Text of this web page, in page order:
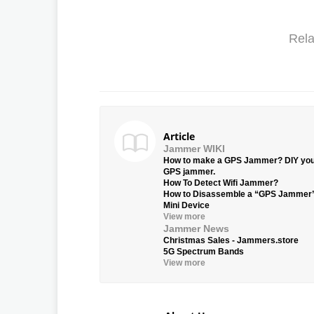
Article
Jammer WIKI
How to make a GPS Jammer? DIY
GPS jammer.
How To Detect Wifi Jammer?
How to Disassemble a “GPS
Mini Device
View more
Jammer News
Christmas Sales - Jammers.store
5G Spectrum Bands
View more